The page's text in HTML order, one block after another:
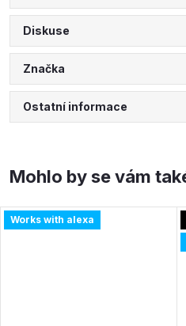
Diskuse
Značka
Ostatní informace
Works with alexa